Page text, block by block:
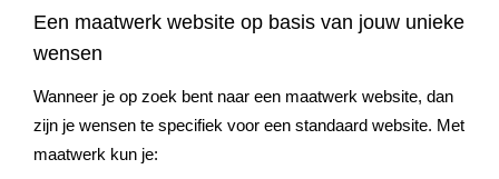
Een maatwerk website op basis van jouw unieke
wensen
Wanneer je op zoek bent naar een maatwerk website, dan
zijn je wensen te specifiek voor een standaard website. Met
maatwerk kun je: